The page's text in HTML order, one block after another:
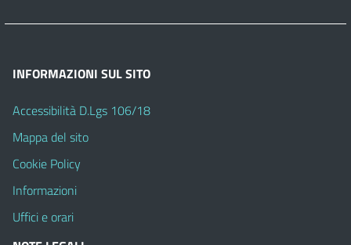
INFORMAZIONI SUL SITO
Accessibilità D.Lgs 106/18
Mappa del sito
Cookie Policy
Informazioni
Uffici e orari